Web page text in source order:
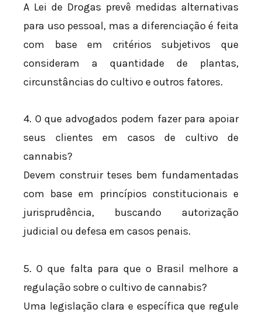
A Lei de Drogas prevê medidas alternativas
para uso pessoal, mas a diferenciação é feita
com base em critérios subjetivos que
consideram a quantidade de plantas,
circunstâncias do cultivo e outros fatores.
4. O que advogados podem fazer para apoiar
seus clientes em casos de cultivo de
cannabis?
Devem construir teses bem fundamentadas
com base em princípios constitucionais e
jurisprudência, buscando autorização
judicial ou defesa em casos penais.
5. O que falta para que o Brasil melhore a
regulação sobre o cultivo de cannabis?
Uma legislação clara e específica que regule